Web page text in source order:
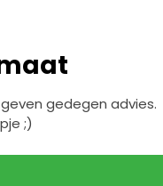
gedegen advies.
;)